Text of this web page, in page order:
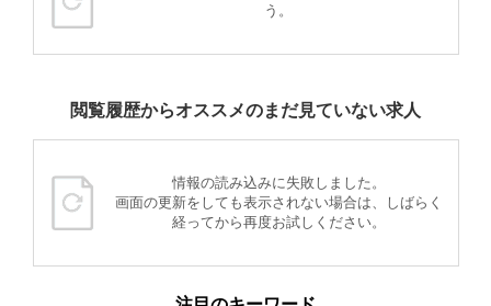
う。
閲覧履歴からオススメのまだ見ていない求人
情報の読み込みに失敗しました。
画面の更新をしても表示されない場合は、しばらく
経ってから再度お試しください。